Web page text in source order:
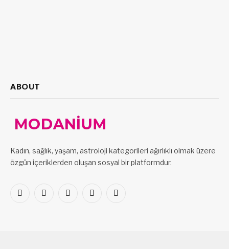
ABOUT
Kadın, sağlık, yaşam, astroloji kategorileri ağırlıklı olmak üzere
özgün içeriklerden oluşan sosyal bir platformdur.
Facebook
X
PinterestLinkedInVKontakte